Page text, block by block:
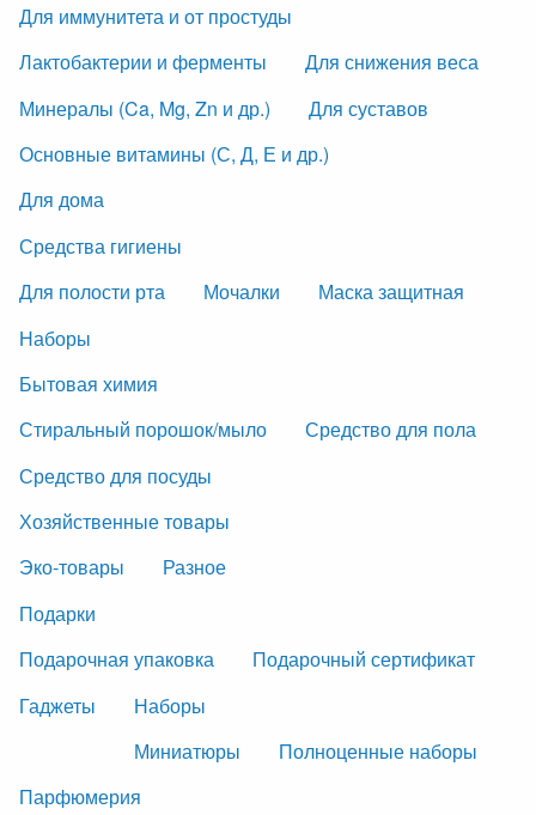
Для иммунитета и от простуды
Лактобактерии и ферменты
Для снижения веса
Минералы (Ca, Mg, Zn и др.)
Для суставов
Основные витамины (С, Д, Е и др.)
Для дома
Средства гигиены
Для полости рта
Мочалки
Маска защитная
Наборы
Бытовая химия
Стиральный порошок/мыло
Средство для пола
Средство для посуды
Хозяйственные товары
Эко-товары
Разное
Подарки
Подарочная упаковка
Подарочный сертификат
Гаджеты
Наборы
Миниатюры
Полноценные наборы
Парфюмерия